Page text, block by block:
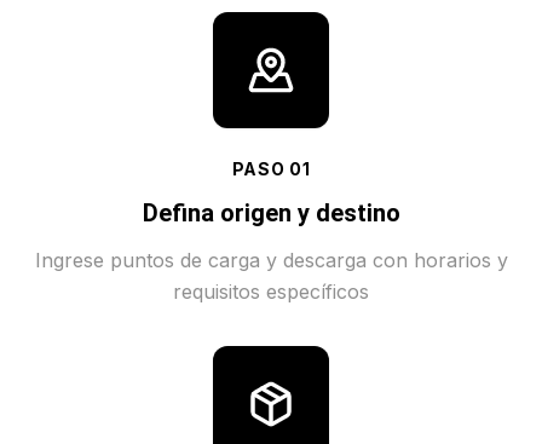
PASO 01
Defina origen y destino
Ingrese puntos de carga y descarga con horarios y
requisitos específicos